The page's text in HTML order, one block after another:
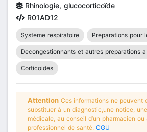
Rhinologie, glucocorticoïde
R01AD12
Systeme respiratoire Preparations pour
Decongestionnants et autres preparations
Corticoides
Attention Ces informations ne peuvent
substituer à un diagnostic,une notice,
médicale, au conseil d’un pharmacien ou
professionnel de santé. CGU